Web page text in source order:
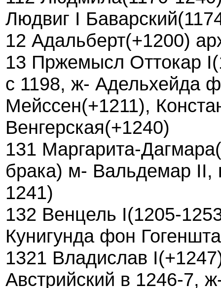
Людвиг I
12 Адальберт(+1200)
13 Пржемысл Оттокар
с 1198, ж- Адельхейда
Мейссен(+1211),
Венгерская(+1240)
131 Маргарита-
брака) м- Вальдемар II,
1241)
132 Венцель I(1205-
Кунигунда фон
1321 Владислав
Австрийский в 1246-7,